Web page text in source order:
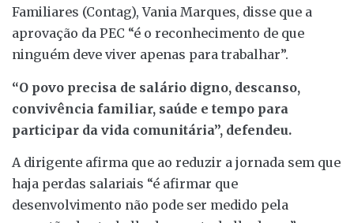
Familiares (Contag), Vania Marques, disse que a
aprovação da PEC “é o reconhecimento de que
ninguém deve viver apenas para trabalhar”.
“O povo precisa de salário digno, descanso,
convivência familiar, saúde e tempo para
participar da vida comunitária”, defendeu.
A dirigente afirma que ao reduzir a jornada sem que
haja perdas salariais “é afirmar que
desenvolvimento não pode ser medido pela